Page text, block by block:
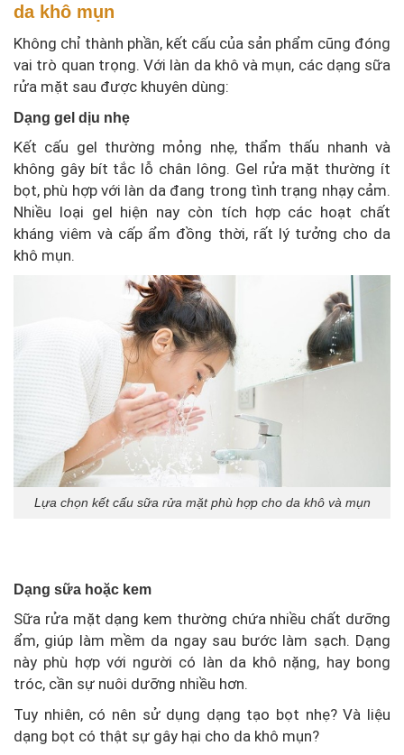
da khô mụn
Không chỉ thành phần, kết cấu của sản phẩm cũng đóng
vai trò quan trọng. Với làn da khô và mụn, các dạng sữa
rửa mặt sau được khuyên dùng:
Dạng gel dịu nhẹ
Kết cấu gel thường mỏng nhẹ, thẩm thấu nhanh và
không gây bít tắc lỗ chân lông. Gel rửa mặt thường ít
bọt, phù hợp với làn da đang trong tình trạng nhạy cảm.
Nhiều loại gel hiện nay còn tích hợp các hoạt chất
kháng viêm và cấp ẩm đồng thời, rất lý tưởng cho da
khô mụn.
Lựa chọn kết cấu sữa rửa mặt phù hợp cho da khô và mụn
Dạng sữa hoặc kem
Sữa rửa mặt dạng kem thường chứa nhiều chất dưỡng
ẩm, giúp làm mềm da ngay sau bước làm sạch. Dạng
này phù hợp với người có làn da khô nặng, hay bong
tróc, cần sự nuôi dưỡng nhiều hơn.
Tuy nhiên, có nên sử dụng dạng tạo bọt nhẹ? Và liệu
dạng bọt có thật sự gây hại cho da khô mụn?